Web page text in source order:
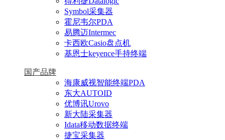
Symbol采集器
霍尼韦尔PDA
易腾迈Intermec
卡西欧Casio盘点机
基恩士keyence手持终端
国产品牌
海康威视智能终端PDA
东大AUTOID
优博讯Urovo
新大陆采集器
Idata移动数据终端
捷宝采集器